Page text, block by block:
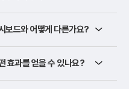
드와 어떻게 다른가요?
효과를 얻을 수 있나요?